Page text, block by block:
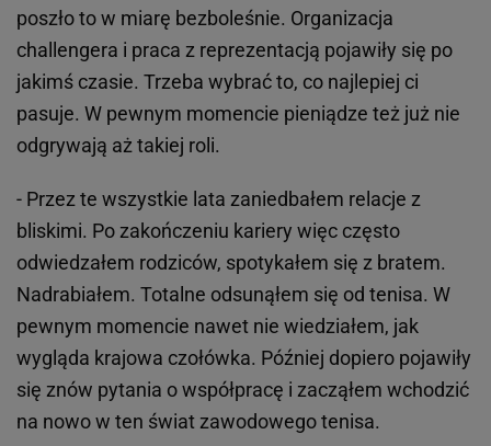
poszło to w miarę bezboleśnie. Organizacja
challengera i praca z reprezentacją pojawiły się po
jakimś czasie. Trzeba wybrać to, co najlepiej ci
pasuje. W pewnym momencie pieniądze też już nie
odgrywają aż takiej roli.
- Przez te wszystkie lata zaniedbałem relacje z
bliskimi. Po zakończeniu kariery więc często
odwiedzałem rodziców, spotykałem się z bratem.
Nadrabiałem. Totalne odsunąłem się od tenisa. W
pewnym momencie nawet nie wiedziałem, jak
wygląda krajowa czołówka. Później dopiero pojawiły
się znów pytania o współpracę i zacząłem wchodzić
na nowo w ten świat zawodowego tenisa.